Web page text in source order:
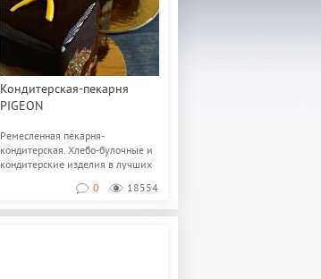
Кондитерская-пекарня
PIGEON
Ремесленная пекарня-
кондитерская. Хлебо-булочные и
кондитерские изделия в лучших
18554
0